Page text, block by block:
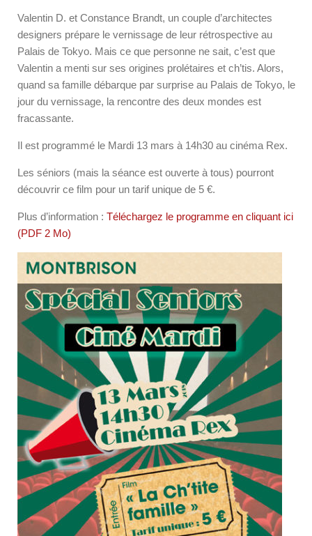
Valentin D. et Constance Brandt, un couple d’architectes
designers prépare le vernissage de leur rétrospective au
Palais de Tokyo. Mais ce que personne ne sait, c’est que
Valentin a menti sur ses origines prolétaires et ch’tis. Alors,
quand sa famille débarque par surprise au Palais de Tokyo, le
jour du vernissage, la rencontre des deux mondes est
fracassante.
Il est programmé le Mardi 13 mars à 14h30 au cinéma Rex.
Les séniors (mais la séance est ouverte à tous) pourront
découvrir ce film pour un tarif unique de 5 €.
Plus d’information : Téléchargez le programme en cliquant ici
(PDF 2 Mo)